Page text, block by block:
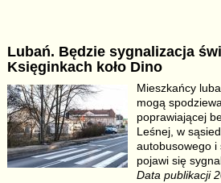
e
b
o
o
k
y
Li
n
k
e
Lubań. Będzie sygnalizacja
Księginkach koło Dino
Mieszkańcy
mogą
poprawiającej
Leśnej, w
autobusowego i
pojawi się
Data publikacji